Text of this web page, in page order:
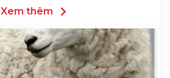
Xem thêm